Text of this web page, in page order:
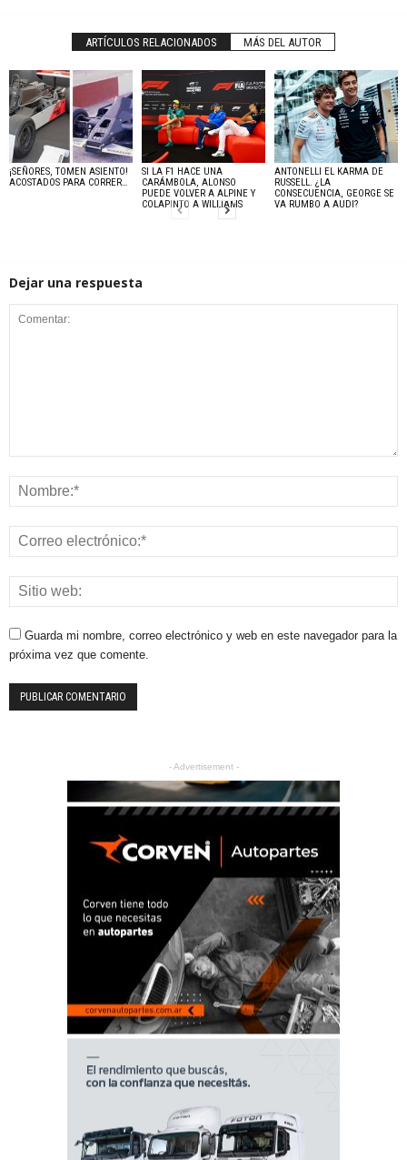
ARTÍCULOS RELACIONADOS MÁS DEL AUTOR
¡SEÑORES, TOMEN ASIENTO!
ACOSTADOS PARA CORRER…
SI LA F1 HACE UNA
CARÁMBOLA, ALONSO
PUEDE VOLVER A ALPINE Y
COLAPINTO A WILLIAMS
ANTONELLI EL KARMA DE
RUSSELL. ¿LA
CONSECUENCIA, GEORGE SE
VA RUMBO A AUDI?
Dejar una respuesta
Guarda mi nombre, correo electrónico y web en este navegador para la
próxima vez que comente.
- Advertisement -